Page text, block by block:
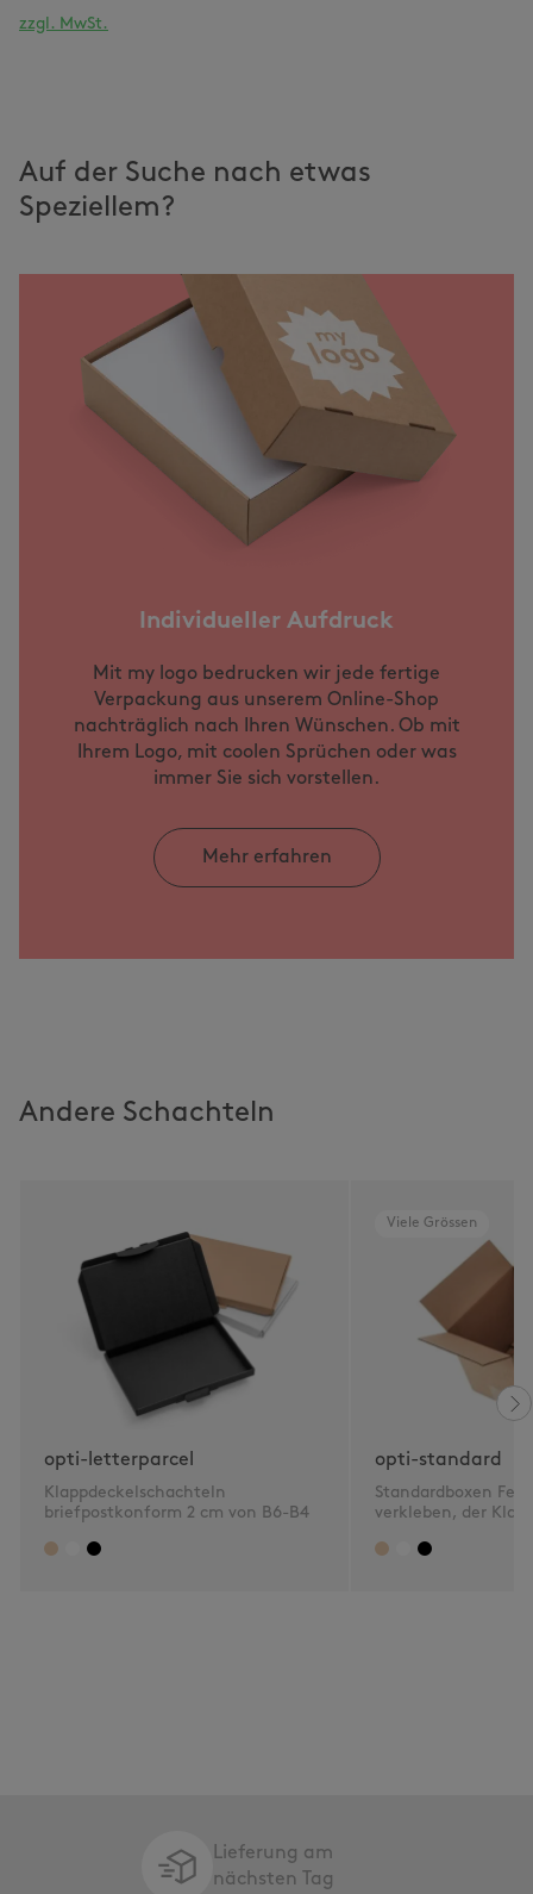
zzgl. MwSt.
Auf der Suche nach etwas
Speziellem?
Individueller Aufdruck
Mit my logo bedrucken wir jede fertige
Verpackung aus unserem Online-Shop
nachträglich nach Ihren Wünschen. Ob mit
Ihrem Logo, mit coolen Sprüchen oder was
immer Sie sich vorstellen.
Mehr erfahren
Andere Schachteln
opti-letterparcel
Klappdeckelschachteln
briefpostkonform 2 cm von B6-B4
Viele Grössen
opti-standard
Standardboxen
verkleben, der
Lieferung am
nächsten Tag